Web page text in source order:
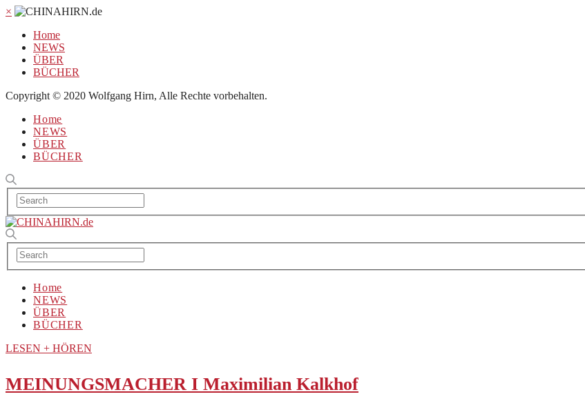
×
Home
NEWS
ÜBER
BÜCHER
Copyright © 2020 Wolfgang Hirn, Alle Rechte vorbehalten.
Home
NEWS
ÜBER
BÜCHER
Home
NEWS
ÜBER
BÜCHER
LESEN + HÖREN
MEINUNGSMACHER I Maximilian Kalkhof